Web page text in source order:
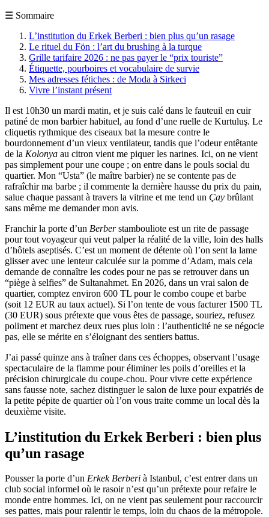
☰ Sommaire
L’institution du Erkek Berberi : bien plus qu’un rasage
Le rituel du Fön : l’art du brushing à la turque
Grille tarifaire 2026 : ne pas payer le “prix touriste”
Étiquette, pourboires et vocabulaire de survie
Mes adresses fétiches : de Moda à Sirkeci
Vivre l’instant présent
Il est 10h30 un mardi matin, et je suis calé dans le fauteuil en cuir
patiné de mon barbier habituel, au fond d’une ruelle de Kurtuluş. Le
cliquetis rythmique des ciseaux bat la mesure contre le
bourdonnement d’un vieux ventilateur, tandis que l’odeur entêtante
de la Kolonya au citron vient me piquer les narines. Ici, on ne vient
pas simplement pour une coupe ; on entre dans le pouls social du
quartier. Mon “Usta” (le maître barbier) ne se contente pas de
rafraîchir ma barbe ; il commente la dernière hausse du prix du pain,
salue chaque passant à travers la vitrine et me tend un Çay brûlant
sans même me demander mon avis.
Franchir la porte d’un Berberstambouliote est un rite de passage
pour tout voyageur qui veut palper la réalité de la ville, loin des halls
d’hôtels aseptisés. C’est un moment de détente où l’on sent la lame
glisser avec une lenteur calculée sur la pomme d’Adam, mais cela
demande de connaître les codes pour ne pas se retrouver dans un
“piège à selfies” de Sultanahmet. En 2026, dans un vrai salon de
quartier, comptez environ 600 TL pour le combo coupe et barbe
(soit 12 EUR au taux actuel). Si l’on tente de vous facturer 1500 TL
(30 EUR) sous prétexte que vous êtes de passage, souriez, refusez
poliment et marchez deux rues plus loin : l’authenticité ne se négocie
pas, elle se mérite en s’éloignant des sentiers battus.
J’ai passé quinze ans à traîner dans ces échoppes, observant l’usage
spectaculaire de la flamme pour éliminer les poils d’oreilles et la
précision chirurgicale du coupe-chou. Pour vivre cette expérience
sans fausse note, sachez distinguer le salon de luxe pour expatriés de
la petite pépite de quartier où l’on vous traite comme un local dès la
deuxième visite.
L’institution du Erkek Berberi : bien plus
qu’un rasage
Pousser la porte d’un Erkek Berberi à Istanbul, c’est entrer dans un
club social informel où le rasoir n’est qu’un prétexte pour refaire le
monde entre hommes. Ici, on ne vient pas seulement pour raccourcir
ses pattes, mais pour ralentir le temps, loin du chaos de la métropole.